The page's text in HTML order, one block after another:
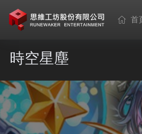
首
時空星塵